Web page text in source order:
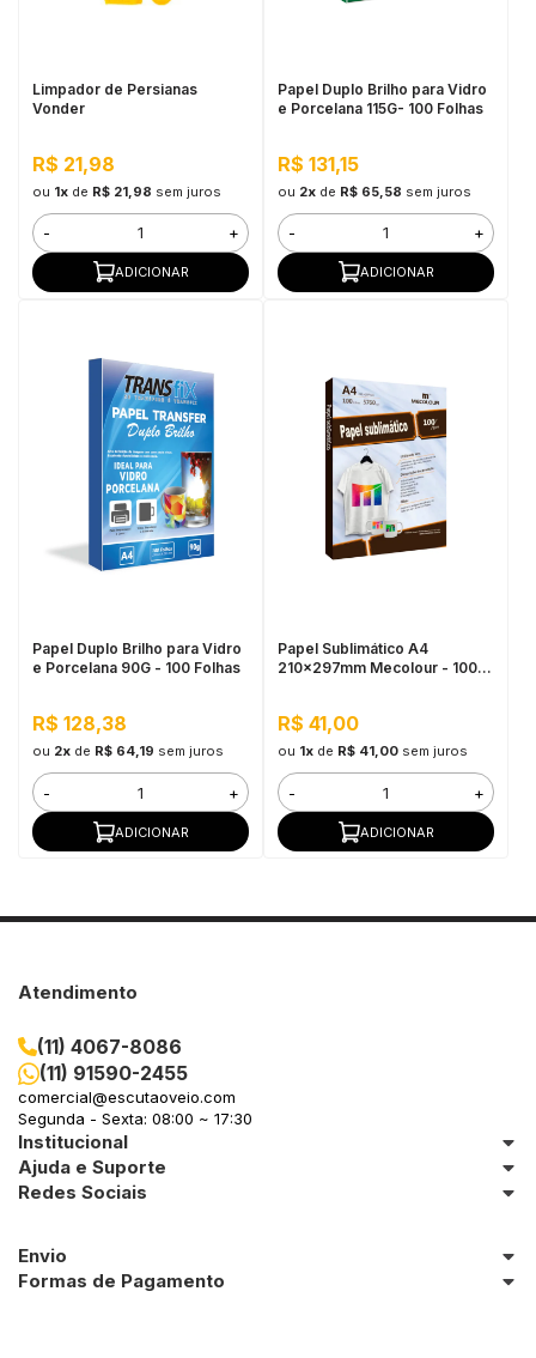
Limpador de Persianas
Vonder
R$ 21,98
ou 1xde R$ 21,98 sem juros
- +
ADICIONAR
Papel Duplo Brilho para Vidro
e Porcelana 115G- 100 Folhas
R$ 131,15
ou 2xde R$ 65,58 sem juros
- +
ADICIONAR
Papel Duplo Brilho para Vidro
e Porcelana 90G - 100 Folhas
R$ 128,38
ou 2xde R$ 64,19 sem juros
- +
ADICIONAR
Papel Sublimático A4
210x297mm Mecolour - 100
R$ 41,00
ou 1xde R$ 41,00 sem juros
- +
ADICIONAR
Atendimento
(11) 4067-8086
(11) 91590-2455
comercial@escutaoveio.com
Segunda - Sexta: 08:00 ~ 17:30
Institucional
Ajuda e Suporte
Redes Sociais
Envio
Formas de Pagamento